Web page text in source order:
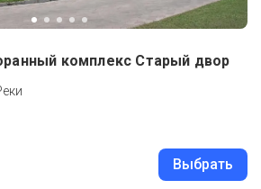
комплекс Старый двор
Выбрать